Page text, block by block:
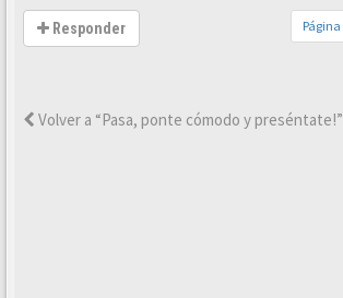
Responder Página
Volver a “Pasa, ponte cómodo y preséntate!”